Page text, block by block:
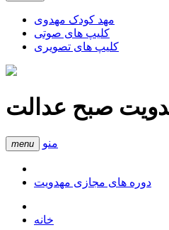
مهد کودک مهدوی
کلیپ های صوتی
کلیپ های تصویری
صبح عدالت
menu منو
دوره های مجازی مهدویت
خانه